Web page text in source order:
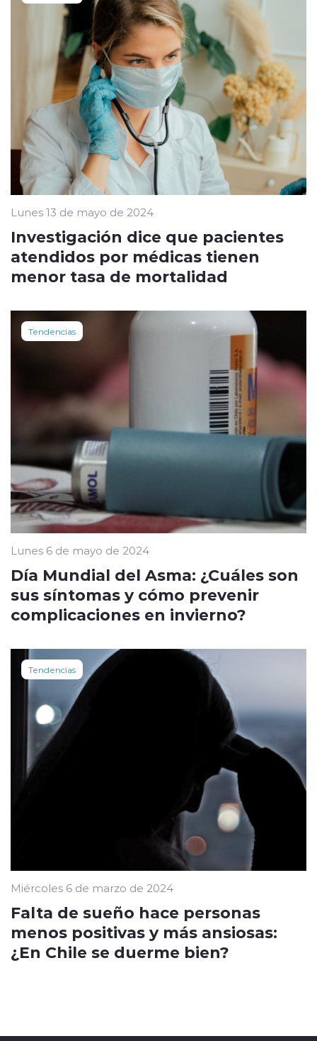
Lunes 13 de mayo de 2024
Investigación dice que pacientes
atendidos por médicas tienen
menor tasa de mortalidad
Tendencias
Lunes 6 de mayo de 2024
Día Mundial del Asma: ¿Cuáles son
sus síntomas y cómo prevenir
complicaciones en invierno?
Tendencias
Miércoles 6 de marzo de 2024
Falta de sueño hace personas
menos positivas y más ansiosas:
¿En Chile se duerme bien?